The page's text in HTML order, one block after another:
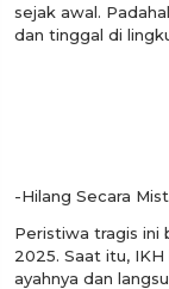
sejak awal.
dan tinggal di
-Hilang Secara
Peristiwa tragis ini
2025. Saat itu,
ayahnya dan